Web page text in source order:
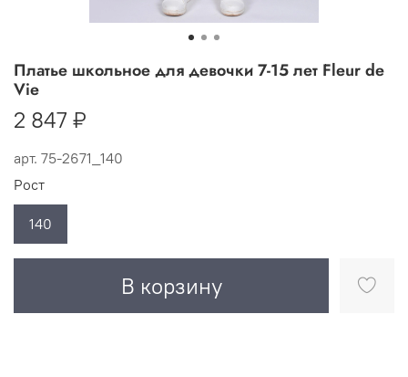
арт. 75-2671_140
Платье школьное для девочки 7-15 лет Fleur de
Vie
2 847 ₽
В корзину
Рост
140